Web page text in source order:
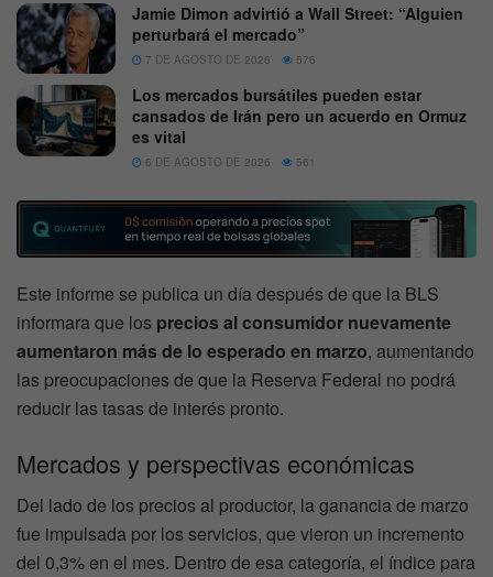
Jamie Dimon advirtió a Wall Street: “Alguien
perturbará el mercado”
7 DE AGOSTO DE 2026 576
Los mercados bursátiles pueden estar
cansados de Irán pero un acuerdo en Ormuz
es vital
6 DE AGOSTO DE 2026 561
Este informe se publica un día después de que la BLS
informara que los precios al consumidor nuevamente
aumentaron más de lo esperado en marzo, aumentando
las preocupaciones de que la Reserva Federal no podrá
reducir las tasas de interés pronto.
Mercados y perspectivas económicas
Del lado de los precios al productor, la ganancia de marzo
fue impulsada por los servicios, que vieron un incremento
del 0,3% en el mes. Dentro de esa categoría, el índice para